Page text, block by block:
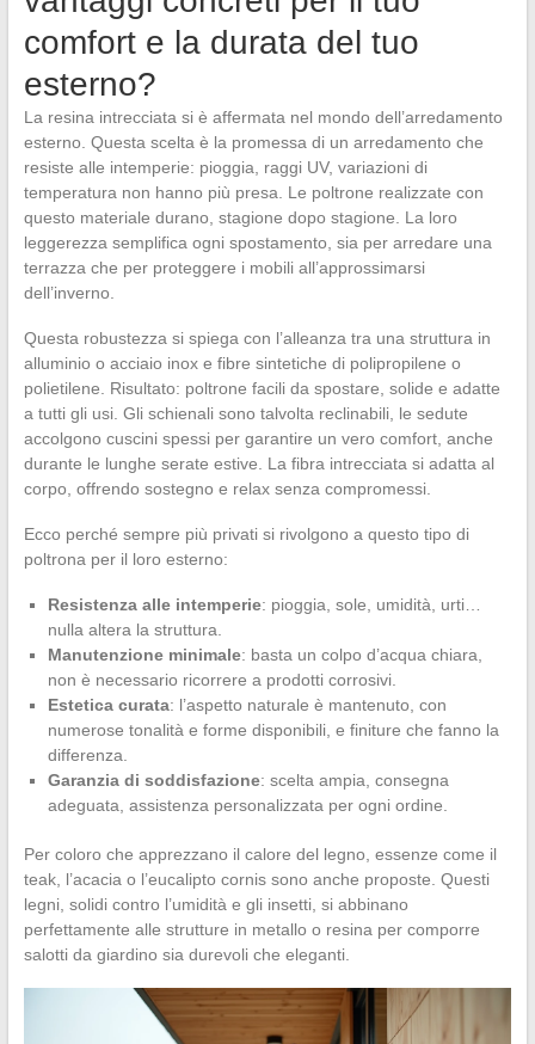
comfort e la durata del tuo
esterno?
La resina intrecciata si è affermata nel mondo dell’arredamento
esterno. Questa scelta è la promessa di un arredamento che
resiste alle intemperie: pioggia, raggi UV, variazioni di
temperatura non hanno più presa. Le poltrone realizzate con
questo materiale durano, stagione dopo stagione. La loro
leggerezza semplifica ogni spostamento, sia per arredare una
terrazza che per proteggere i mobili all’approssimarsi
dell’inverno.
Questa robustezza si spiega con l’alleanza tra una struttura in
alluminio o acciaio inox e fibre sintetiche di polipropilene o
polietilene. Risultato: poltrone facili da spostare, solide e adatte
a tutti gli usi. Gli schienali sono talvolta reclinabili, le sedute
accolgono cuscini spessi per garantire un vero comfort, anche
durante le lunghe serate estive. La fibra intrecciata si adatta al
corpo, offrendo sostegno e relax senza compromessi.
Ecco perché sempre più privati si rivolgono a questo tipo di
poltrona per il loro esterno:
Resistenza alle intemperie: pioggia, sole, umidità, urti…
nulla altera la struttura.
Manutenzione minimale: basta un colpo d’acqua chiara,
non è necessario ricorrere a prodotti corrosivi.
Estetica curata: l’aspetto naturale è mantenuto, con
numerose tonalità e forme disponibili, e finiture che fanno la
differenza.
Garanzia di soddisfazione: scelta ampia, consegna
adeguata, assistenza personalizzata per ogni ordine.
Per coloro che apprezzano il calore del legno, essenze come il
teak, l’acacia o l’eucalipto cornis sono anche proposte. Questi
legni, solidi contro l’umidità e gli insetti, si abbinano
perfettamente alle strutture in metallo o resina per comporre
salotti da giardino sia durevoli che eleganti.